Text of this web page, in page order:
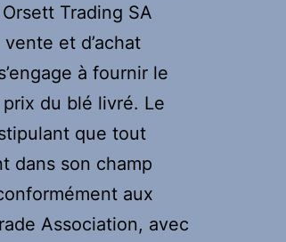
Trading SA
et d’achat
à fournir le
prix du blé livré. Le
que tout
dans son champ
aux
Association, avec